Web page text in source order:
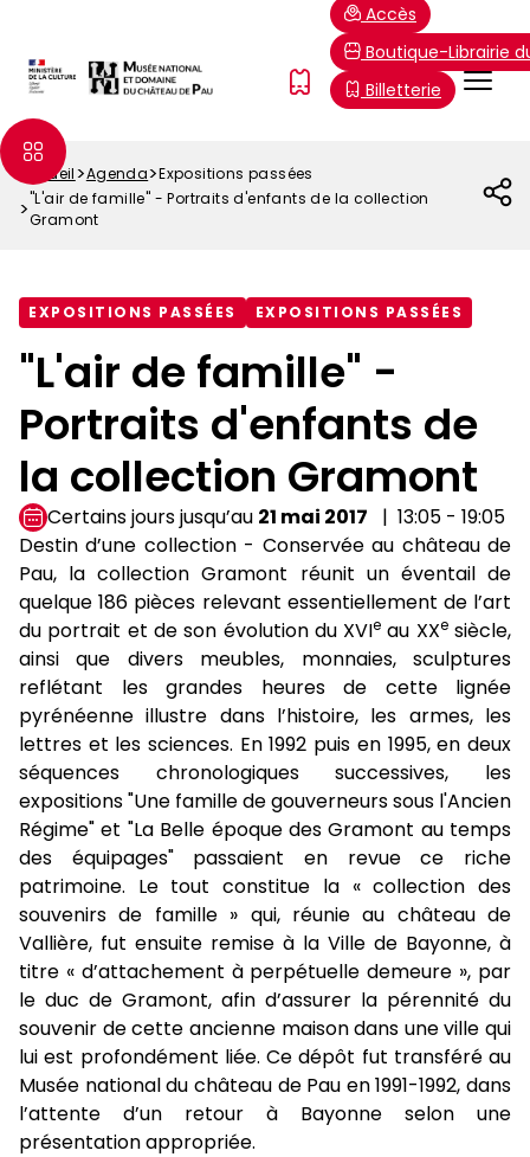
contenu
principal
Menu
FR
Accès
Boutique-Librairie
Billetterie
Fil
d'Ariane
Accueil Agenda
Expositions passées
"L'air de famille" - Portraits d'enfants de la collection
Gramont
EXPOSITIONS PASSÉES EXPOSITIONS PASSÉES
"L'air de famille" -
Portraits d'enfants de
la collection Gramont
Certains jours jusqu’au 21 mai 2017
13:05 - 19:05
Destin d’une collection - Conservée au château de
Pau, la collection Gramont réunit un éventail de
quelque 186 pièces relevant essentiellement de l’art
du portrait et de son évolution du XVIe au XXesiècle,
ainsi que divers meubles, monnaies, sculptures
reflétant les grandes heures de cette lignée
pyrénéenne illustre dans l’histoire, les armes, les
lettres et les sciences. En 1992 puis en 1995, en deux
séquences chronologiques successives, les
expositions "Une famille de gouverneurs sous l'Ancien
Régime" et "La Belle époque des Gramont au temps
des équipages" passaient en revue ce riche
patrimoine. Le tout constitue la « collection des
souvenirs de famille » qui, réunie au château de
Vallière, fut ensuite remise à la Ville de Bayonne, à
titre « d’attachement à perpétuelle demeure », par
le duc de Gramont, afin d’assurer la pérennité du
souvenir de cette ancienne maison dans une ville qui
lui est profondément liée. Ce dépôt fut transféré au
Musée national du château de Pau en 1991-1992, dans
l’attente d’un retour à Bayonne selon une
présentation appropriée.